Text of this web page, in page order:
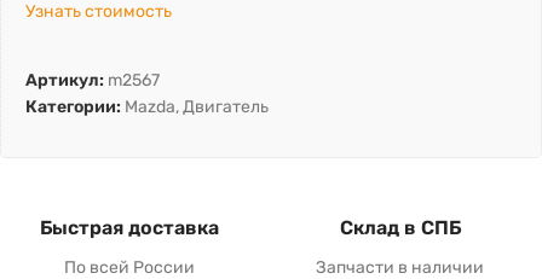
Узнать стоимость
Артикул: m2567
Категории: Mazda,Двигатель
Быстрая доставка
По всей России
Склад в СПБ
Запчасти в наличии